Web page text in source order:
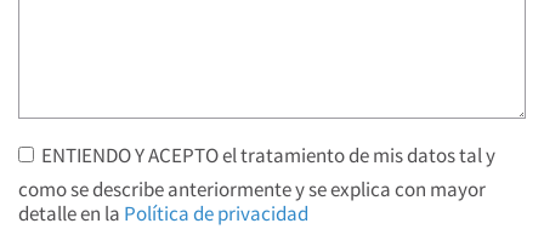
ENTIENDO Y ACEPTO el tratamiento de mis datos tal y
como se describe anteriormente y se explica con mayor
detalle en la Política de privacidad